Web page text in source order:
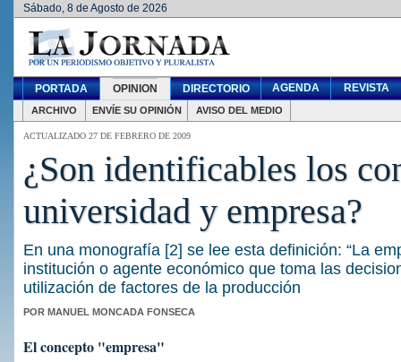
Sábado, 8 de Agosto de 2026
PORTADA OPINION DIRECTORIO AGENDA REVISTA
ARCHIVO ENVÍE SU OPINIÓN AVISO DEL MEDIO
ACTUALIZADO 27 DE FEBRERO DE 2009
¿Son identificables los
universidad y empresa?
En una monografía [2] se lee esta definición: “La
institución o agente económico que toma las
utilización de factores de la producción
POR MANUEL MONCADA FONSECA
El concepto "empresa"